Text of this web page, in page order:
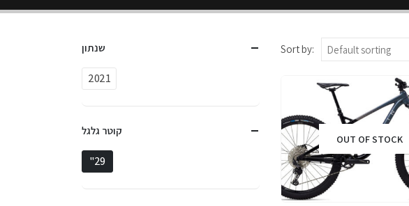
Sort by:
OUT OF STOCK
שנתון
2021
קוטר גלגל
"29